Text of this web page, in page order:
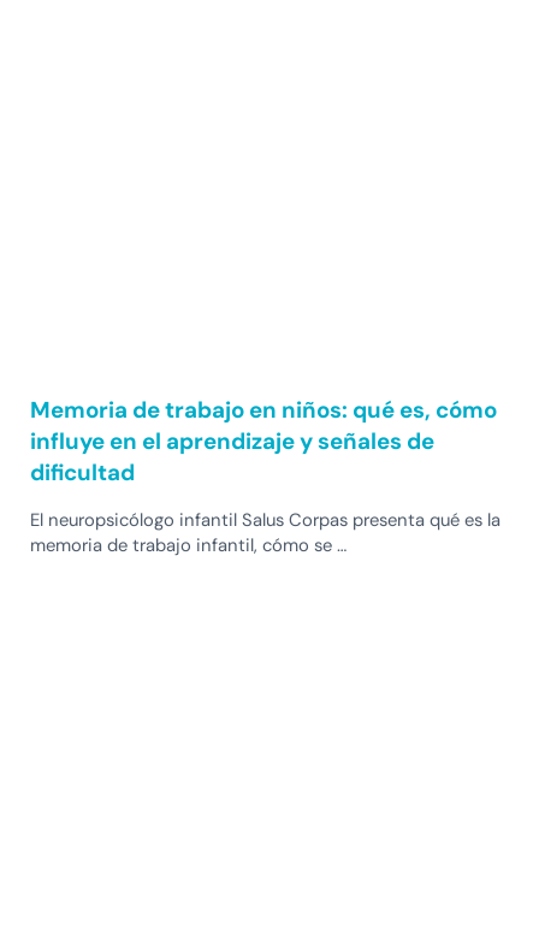
Memoria de trabajo en niños: qué es, cómo
influye en el aprendizaje y señales de
dificultad
El neuropsicólogo infantil Salus Corpas presenta qué es la
memoria de trabajo infantil, cómo se …